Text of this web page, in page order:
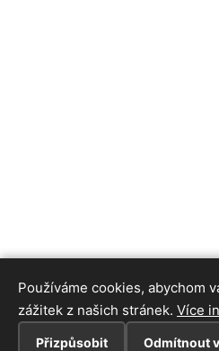
Používáme cookies, abychom
zážitek z našich stránek. Více
Přizpůsobit Odmítnout